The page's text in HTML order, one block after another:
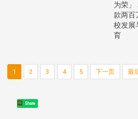
为荣」
款两百
校发展
育
1 2 3 4 5 下一页 最
Share